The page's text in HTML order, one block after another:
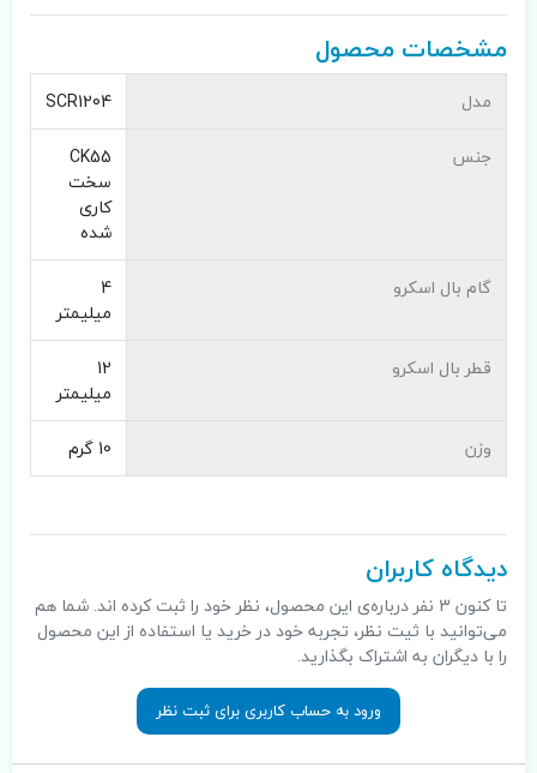
مشخصات محصول
مدل
SCR1204
جنس
CK55
سخت
کاری
شده
گام بال اسکرو
4
میلیمتر
قطر بال اسکرو
12
میلیمتر
وزن
10 گرم
دیدگاه کاربران
تا کنون 3 نفر درباره‌ی این محصول، نظر خود را ثبت کرده اند. شما هم
می‌توانید با ثیت نظر، تجربه خود در خرید یا استفاده از این محصول
را با دیگران به اشتراک بگذارید.
ورود به حساب کاربری برای ثبت نظر